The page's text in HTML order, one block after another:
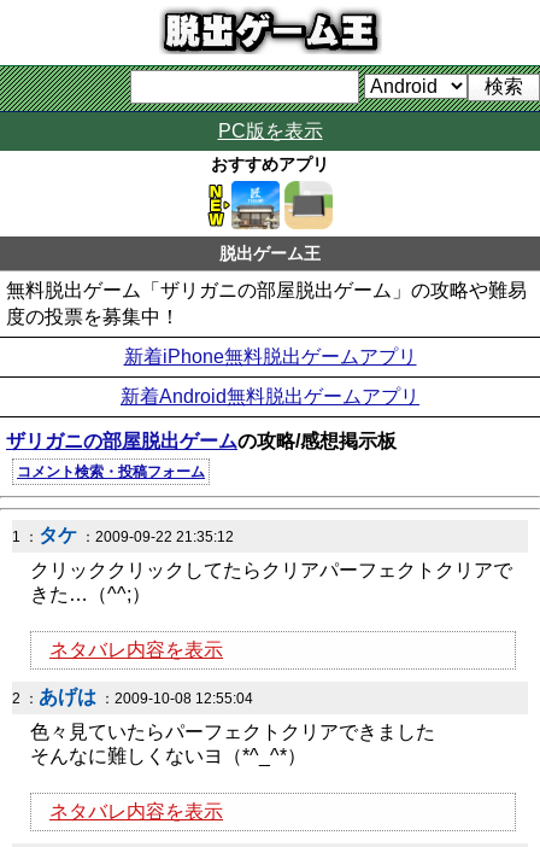
PC版を表示
おすすめアプリ
脱出ゲーム王
無料脱出ゲーム「ザリガニの部屋脱出ゲーム」の攻略や難易
度の投票を募集中！
新着iPhone無料脱出ゲームアプリ
新着Android無料脱出ゲームアプリ
ザリガニの部屋脱出ゲームの攻略/感想掲示板
コメント検索・投稿フォーム
1 ： タケ ：2009-09-22 21:35:12
クリッククリックしてたらクリアパーフェクトクリアで
きた…（^^;）
ネタバレ内容を表示
2 ： あげは ：2009-10-08 12:55:04
色々見ていたらパーフェクトクリアできました
そんなに難しくないヨ（*^_^*）
ネタバレ内容を表示